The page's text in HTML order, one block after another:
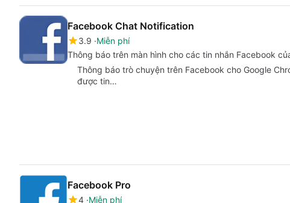
Facebook Chat Notification
3.9 Miễn phí
Thông báo trên màn hình cho các tin nhắn Facebook
Thông báo trò chuyện trên Facebook cho Google
được tin…
Facebook Pro
4 Miễn phí